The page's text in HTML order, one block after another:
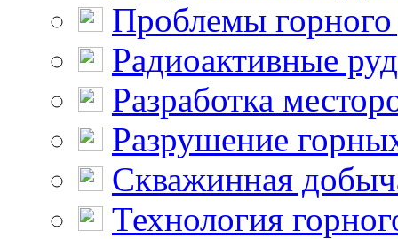
Проблемы горного
Радиоактивные
Разработка
Разрушение
Скважинная
Технология